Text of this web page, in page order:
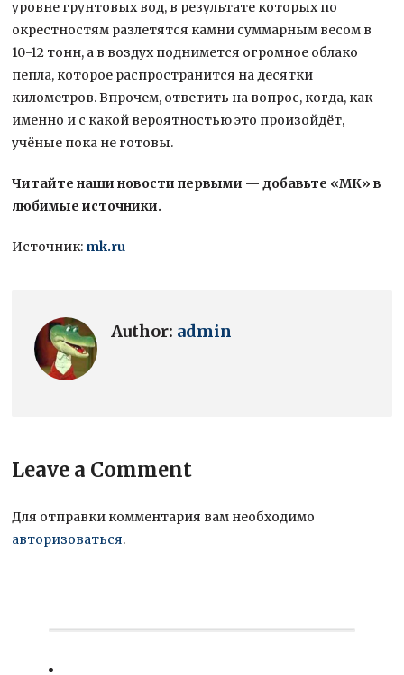
уровне грунтовых вод, в результате которых по
окрестностям разлетятся камни суммарным весом в
10-12 тонн, а в воздух поднимется огромное облако
пепла, которое распространится на десятки
километров. Впрочем, ответить на вопрос, когда, как
именно и с какой вероятностью это произойдёт,
учёные пока не готовы.
Читайте наши новости первыми — добавьте «МК» в
любимые источники.
Источник: mk.ru
Author: admin
Leave a Comment
Для отправки комментария вам необходимо
авторизоваться.